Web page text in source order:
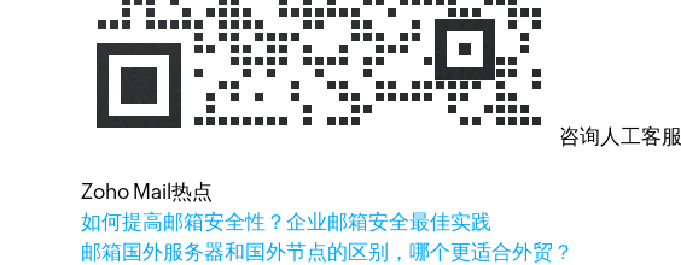
咨询人工客服
Zoho Mail热点
如何提高邮箱安全性？企业邮箱安全最佳实践
邮箱国外服务器和国外节点的区别，哪个更适合外贸？